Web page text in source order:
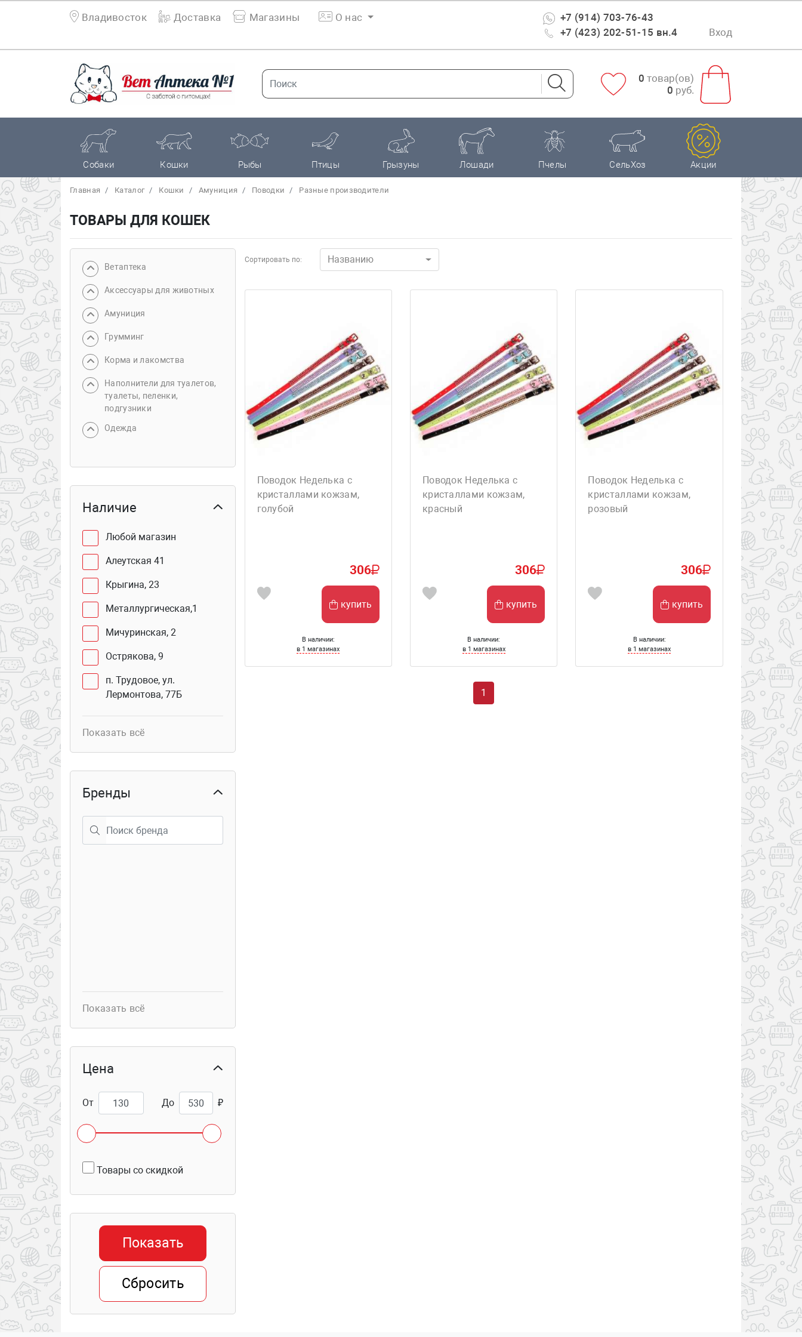
Владивосток Доставка Магазины О нас
+7 (914) 703-76-43
+7 (423) 202-51-15 вн.4
Вход
0 товар(ов)
0 руб.
Собаки Кошки Рыбы Птицы Грызуны Лошади Пчелы СельХоз Акции
Главная Каталог Кошки Амуниция Поводки Разные производители
ТОВАРЫ ДЛЯ КОШЕК
Bетаптека
Аксессуары для животных
Амуниция
Грумминг
Корма и лакомства
Наполнители для туалетов,
туалеты, пеленки,
подгузники
Одежда
Наличие
Любой магазин
Алеутская 41
Крыгина, 23
Металлургическая,1
Мичуринская, 2
Острякова, 9
п. Трудовое, ул.
Лермонтова, 77Б
Юмашева, 2 В
103б)
Столетия Владивостока,
40
Семёновская 25
Показать всё
Бренды
Показать всё
Цена
От До ₽
Товары со скидкой
Показать
Сбросить
Сортировать по: Названию
Поводок Неделька с
кристаллами кожзам,
голубой
306
купить
В наличии:
в 1 магазинах
Поводок Неделька с
кристаллами кожзам,
красный
306
купить
В наличии:
в 1 магазинах
Поводок Неделька с
кристаллами кожзам,
розовый
306
купить
В наличии:
в 1 магазинах
1